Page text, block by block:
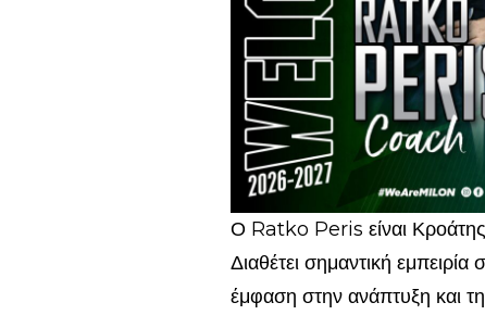
Ο Ratko Peris είναι
Διαθέτει σημαντική
έμφαση στην ανάπτυξη και